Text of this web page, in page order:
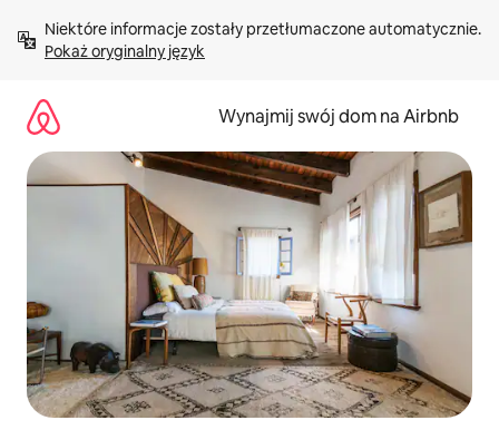
treści Pokaż oryginalny język
Wynajmij swój dom na Airbnb